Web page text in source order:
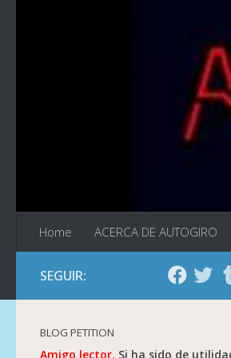
Home ACERCA DE AUTOGIRO
SEGUIR:
BLOG PETITION
Amigo lector. Si ha sido de